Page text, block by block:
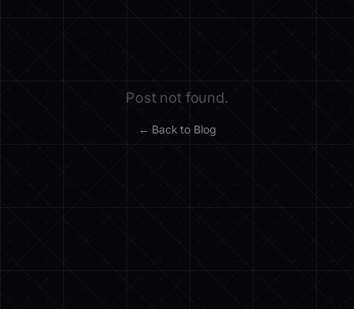
Post not found.
← Back to Blog